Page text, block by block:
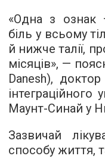
«Одна з
біль у всьому
й нижче талії,
місяців», —
Danesh),
інтеграційного
Маунт-Синай у
Зазвичай
способу життя,